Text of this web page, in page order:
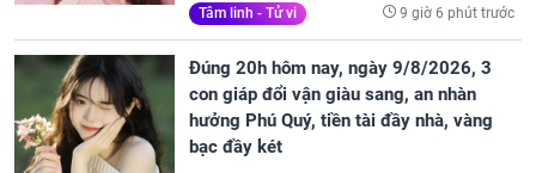
Tâm linh - Tử vi 9 giờ 6 phút trước
Đúng 20h hôm nay, ngày 9/8/2026, 3
con giáp đổi vận giàu sang, an nhàn
hưởng Phú Quý, tiền tài đầy nhà, vàng
bạc đầy két